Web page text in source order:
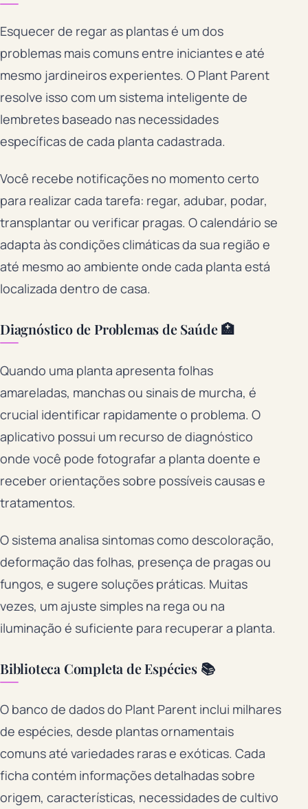
Esquecer de regar as plantas é um dos
problemas mais comuns entre iniciantes e até
mesmo jardineiros experientes. O Plant Parent
resolve isso com um sistema inteligente de
lembretes baseado nas necessidades
específicas de cada planta cadastrada.
Você recebe notificações no momento certo
para realizar cada tarefa: regar, adubar, podar,
transplantar ou verificar pragas. O calendário se
adapta às condições climáticas da sua região e
até mesmo ao ambiente onde cada planta está
localizada dentro de casa.
Diagnóstico de Problemas de Saúde 🏥
Quando uma planta apresenta folhas
amareladas, manchas ou sinais de murcha, é
crucial identificar rapidamente o problema. O
aplicativo possui um recurso de diagnóstico
onde você pode fotografar a planta doente e
receber orientações sobre possíveis causas e
tratamentos.
O sistema analisa sintomas como descoloração,
deformação das folhas, presença de pragas ou
fungos, e sugere soluções práticas. Muitas
vezes, um ajuste simples na rega ou na
iluminação é suficiente para recuperar a planta.
Biblioteca Completa de Espécies 📚
O banco de dados do Plant Parent inclui milhares
de espécies, desde plantas ornamentais
comuns até variedades raras e exóticas. Cada
ficha contém informações detalhadas sobre
origem, características, necessidades de cultivo